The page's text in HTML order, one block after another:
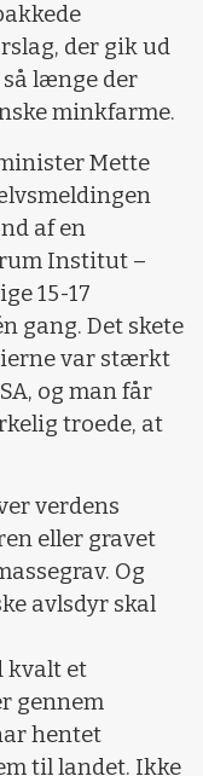
der gik ud
længe der
minkfarme.
Mette
af en
Institut –
15-17
gang. Det skete
var stærkt
og man får
troede, at
verdens
eller gravet
Og
avlsdyr skal
kvalt et
gennem
hentet
til landet. Ikke